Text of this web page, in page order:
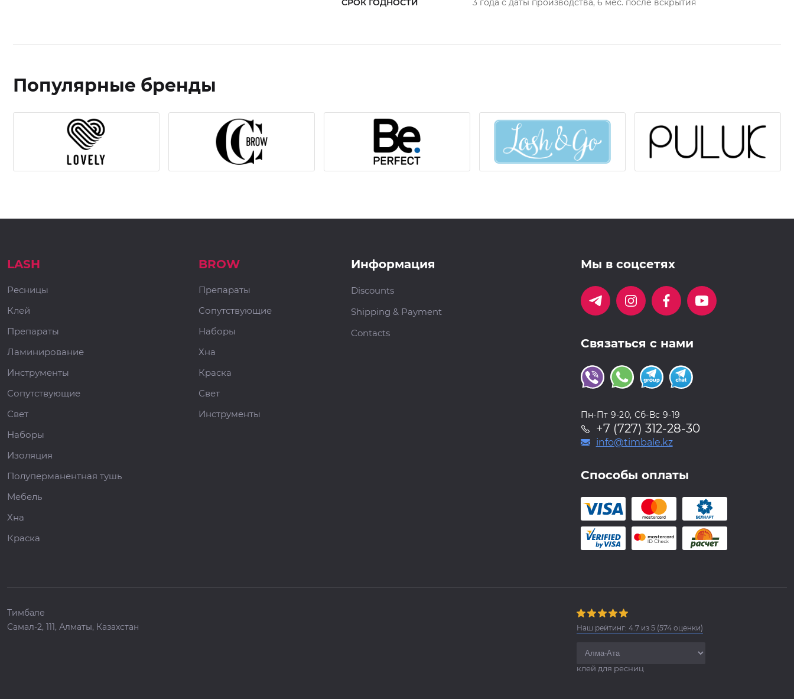
СРОК ГОДНОСТИ 3 года с даты производства, 6 мес. после вскрытия
Популярные бренды
LASH
Ресницы
Клей
Препараты
Ламинирование
Инструменты
Сопутствующие
Свет
Наборы
Изоляция
Полуперманентная тушь
Мебель
Хна
Краска
BROW
Препараты
Сопутствующие
Наборы
Хна
Краска
Свет
Инструменты
Информация
Discounts
Shipping & Payment
Contacts
Мы в соцсетях
Связаться с нами
Пн-Пт 9-20, Сб-Вс 9-19
+7 (727) 312-28-30
info@timbale.kz
Способы оплаты
Тимбале
Самал-2, 111, Алматы, Казахстан
Наш рейтинг: 4.7из 5(574оценки)
клей для ресниц